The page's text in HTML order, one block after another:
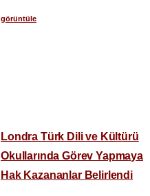
görüntüle
Londra Türk Dili ve Kültürü
Okullarında Görev Yapmaya
Hak Kazananlar Belirlendi